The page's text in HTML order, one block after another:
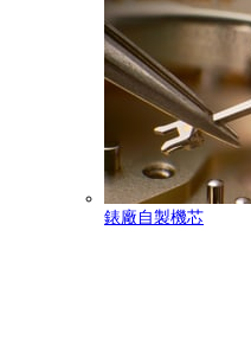
錶廠自製機芯